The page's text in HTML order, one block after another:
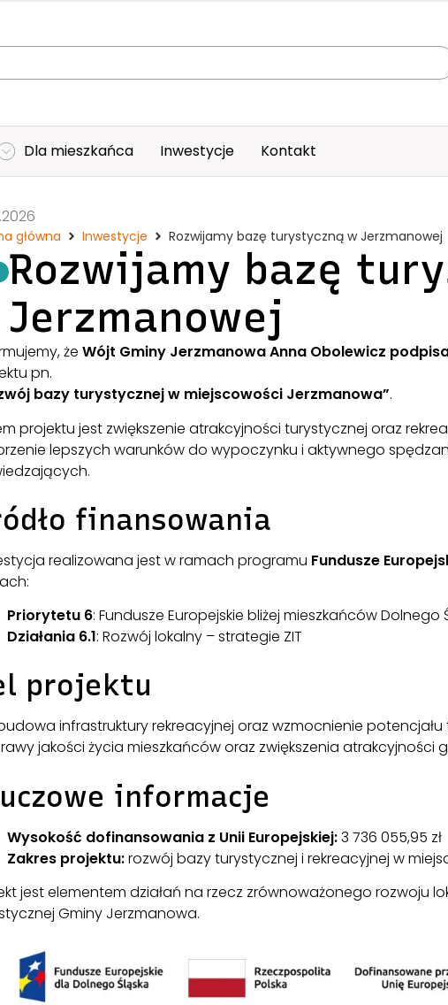
Dla mieszkańca Inwestycje Kontakt
główna Inwestycje Rozwijamy bazę turystyczną w Jerzmanowej
Rozwijamy bazę
Jerzmanowej
że Wójt Gminy Jerzmanowa Anna Obolewicz
pn.
bazy turystycznej w miejscowości Jerzmanowa”.
projektu jest zwiększenie atrakcyjności turystycznej oraz
lepszych warunków do wypoczynku i aktywnego
finansowania
realizowana jest w ramach programu Fundusze
Priorytetu 6: Fundusze Europejskie bliżej mieszkańców Dolnego
Działania 6.1: Rozwój lokalny – strategie ZIT
projektu
infrastruktury rekreacyjnej oraz wzmocnienie
jakości życia mieszkańców oraz zwiększenia atrakcyjności
informacje
Wysokość dofinansowania z Unii Europejskiej:3 736 055,95 zł
Zakres projektu:rozwój bazy turystycznej i rekreacyjnej w
jest elementem działań na rzecz zrównoważonego rozwoju
Gminy Jerzmanowa.